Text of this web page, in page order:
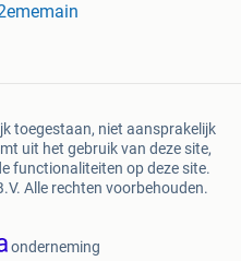
toegestaan, niet aansprakelijk
uit het gebruik van deze site,
functionaliteiten op deze site.
Alle rechten voorbehouden.
onderneming